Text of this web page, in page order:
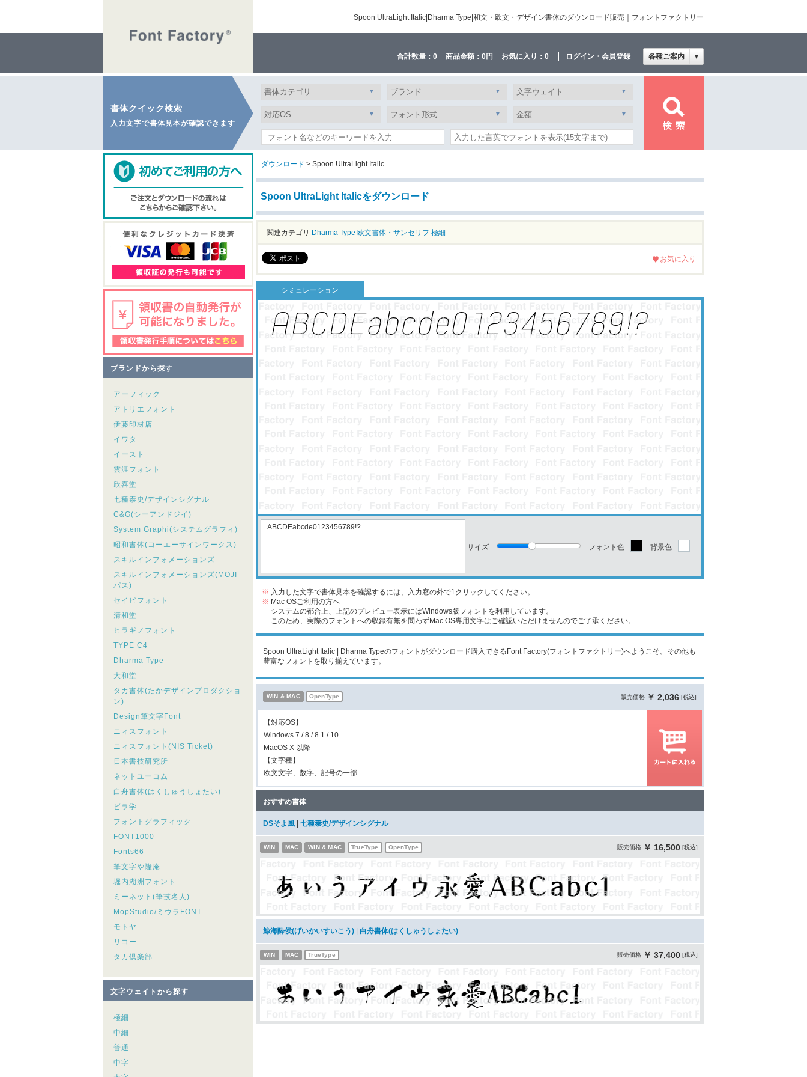
Spoon UltraLight Italic|Dharma Type|和文・欧文・デザイン書体のダウンロード販売｜フォントファクトリー
合計数量： 0 商品金額： 0円 お気に入り： 0 ログイン・会員登録 各種ご案内 ▼
書体クイック検索
入力文字で書体見本が確認できます
ブランドから探す
アーフィック
アトリエフォント
伊藤印材店
イワタ
イースト
雲涯フォント
欣喜堂
七種泰史/デザインシグナル
C&G(シーアンドジイ)
System Graphi(システムグラフィ)
昭和書体(コーエーサインワークス)
スキルインフォメーションズ
スキルインフォメーションズ(MOJI
パス)
セイビフォント
清和堂
ヒラギノフォント
TYPE C4
Dharma Type
大和堂
タカ書体(たかデザインプロダクショ
ン)
Design筆文字Font
ニィスフォント
ニィスフォント(NIS Ticket)
日本書技研究所
ネットユーコム
白舟書体(はくしゅうしょたい)
ビラ学
フォントグラフィック
FONT1000
Fonts66
筆文字や隆庵
堀内湖洲フォント
ミーネット(筆技名人)
MopStudio/ミウラFONT
モトヤ
リコー
タカ倶楽部
文字ウェイトから探す
極細
中細
普通
中字
ダウンロード > Spoon UltraLight Italic
Spoon UltraLight Italicをダウンロード
関連カテゴリ Dharma Type 欧文書体・サンセリフ 極細
お気に入り
シミュレーション
サイズ フォント色 背景色
※ 入力した文字で書体見本を確認するには、入力窓の外で1クリックしてください。
※ Mac OSご利用の方へ
システムの都合上、上記のプレビュー表示にはWindows版フォントを利用しています。
このため、実際のフォントへの収録有無を問わずMac OS専用文字はご確認いただけませんのでご了承ください。
Spoon UltraLight Italic | Dharma Typeのフォントがダウンロード購入できるFont Factory(フォントファクトリー)へようこそ。その他も
豊富なフォントを取り揃えています。
WIN & MAC OpenType 販売価格 ￥ 2,036 [税込]
【対応OS】
Windows 7 / 8 / 8.1 / 10
MacOS X 以降
【文字種】
欧文文字、数字、記号の一部
おすすめ書体
DSそよ風 七種泰史/デザインシグナル
販売価格 ￥ 16,500 [税込]
WIN MAC WIN & MAC TrueType OpenType
鯨海酔侯(げいかいすいこう) 白舟書体(はくしゅうしょたい)
販売価格 ￥ 37,400 [税込]
WIN MAC TrueType